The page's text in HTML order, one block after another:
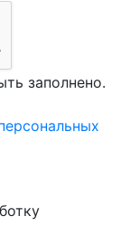
заполнено.